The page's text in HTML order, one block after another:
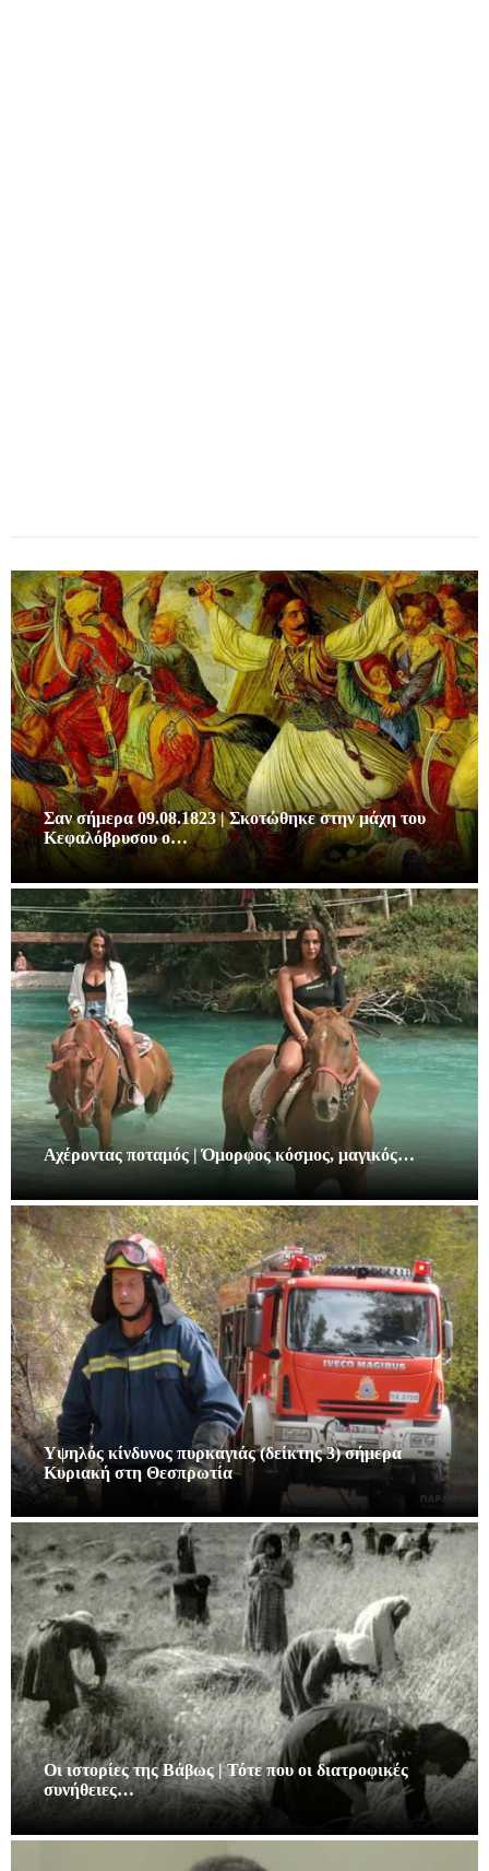
Σαν σήμερα 09.08.1823 | Σκοτώθηκε στην μάχη του
Κεφαλόβρυσου ο…
Αχέροντας ποταμός | Όμορφος κόσμος, μαγικός…
Υψηλός κίνδυνος πυρκαγιάς (δείκτης 3) σήμερα
Κυριακή στη Θεσπρωτία
Οι ιστορίες της Βάβως | Τότε που οι διατροφικές
συνήθειες…